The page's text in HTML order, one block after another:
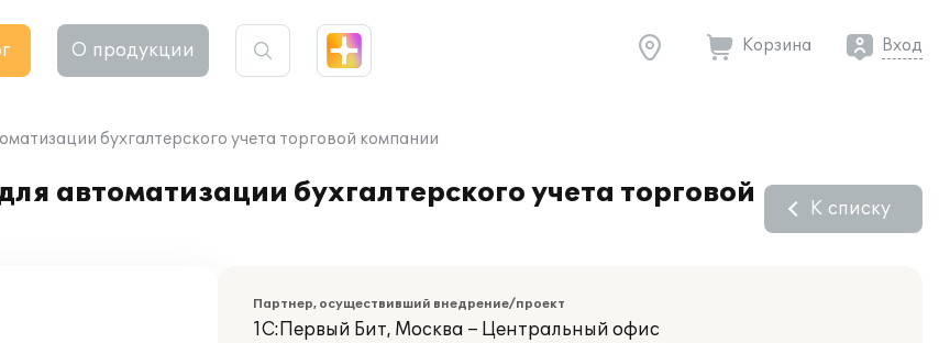
О продукции Корзина Вход
бухгалтерского учета торговой компании
автоматизации бухгалтерского учета торговой
К списку
Партнер, осуществивший внедрение/проект
1С:Первый Бит, Москва – Центральный офис